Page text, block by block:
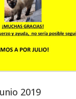
2019